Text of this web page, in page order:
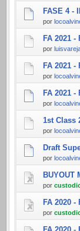
FASE 4 -
por
FA 2021 -
por
FA 2021 -
por
FA 2021 -
por
1st Class
por
Draft
por
BUYOUT
por
FA 2020
por